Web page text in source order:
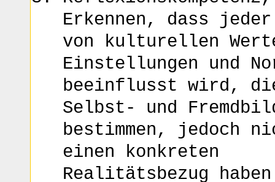
Erkennen, dass jeder
von kulturellen
Einstellungen und
beeinflusst wird,
Selbst- und
bestimmen, jedoch
einen konkreten
Realitätsbezug haben